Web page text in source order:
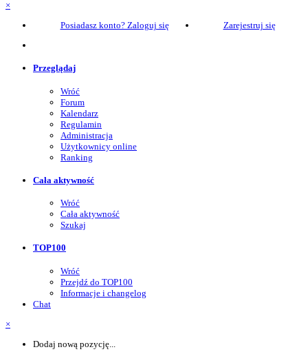
×
Posiadasz konto? Zaloguj się
Zarejestruj się
Przeglądaj
Wróć
Forum
Kalendarz
Regulamin
Administracja
Użytkownicy online
Ranking
Cała aktywność
Wróć
Cała aktywność
Szukaj
TOP100
Wróć
Przejdź do TOP100
Informacje i changelog
Chat
×
Dodaj nową pozycję...